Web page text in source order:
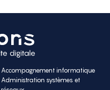
Accompagnement informatique
Administration systèmes et